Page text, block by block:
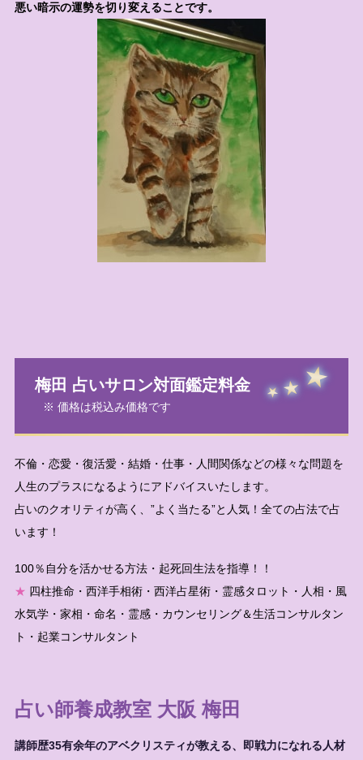
悪い暗示の運勢を切り変えることです。
梅田 占いサロン対面鑑定料金
※ 価格は税込み価格です
不倫・恋愛・復活愛・結婚・仕事・人間関係などの様々な問題を
人生のプラスになるようにアドバイスいたします。
占いのクオリティが高く、”よく当たる”と人気！全ての占法で占
います！
100％自分を活かせる方法・起死回生法を指導！！
★ 四柱推命・西洋手相術・西洋占星術・霊感タロット・人相・風
水気学・家相・命名・霊感・カウンセリング＆生活コンサルタン
ト・起業コンサルタント
占い師養成教室 大阪 梅田
講師歴35有余年のアベクリスティが教える、即戦力になれる人材